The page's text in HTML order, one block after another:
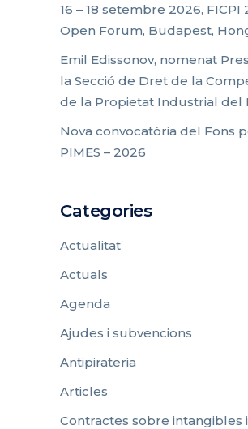
16 – 18 setembre 2026, FICPI
Open Forum, Budapest,
Emil Edissonov, nomenat
la Secció de Dret de la
de la Propietat Industrial del
Nova convocatòria del Fons
PIMES – 2026
Categories
Actualitat
Actuals
Agenda
Ajudes i subvencions
Antipirateria
Articles
Contractes sobre intangibles i